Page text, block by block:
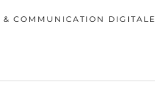
COMMUNICATION DIGITALE